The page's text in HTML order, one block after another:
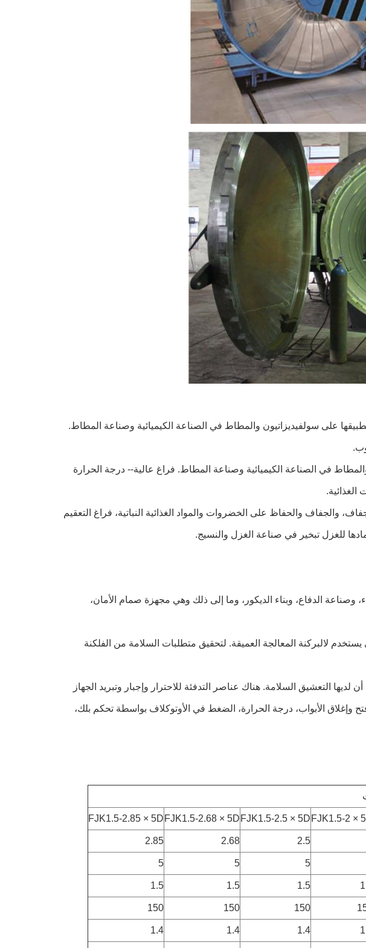
على سولفيديزاتيون والمطاط في الصناعة الكيميائية وصناعة المطاط.
والمطاط في الصناعة الكيميائية وصناعة المطاط. فراغ عالية-- درجة الحرارة
والجفاف والحفاظ على الخضروات والمواد الغذائية النباتية، فراغ التعقيم
للغزل تبخير في صناعة الغزل والنسيج.
الدفاع، وبناء الديكور، وما إلى ذلك وهي مجهزة صمام الأمان،
يستخدم لالبركنة المعالجة العميقة. لتحقيق متطلبات السلامة من الفلكنة
التعشيق السلامة. هناك عناصر التدفئة للاحترار وإجبار وتبريد الجهاز
وإغلاق الأبواب، درجة الحرارة، الضغط في الأوتوكلاف بواسطة تحكم بلك،
FJK1.5-2 ×
FJK1.5-2.5 × 5D
FJK1.5-2.68 × 5D
FJK1.5-2.85 × 5D
2.5
2.68
2.85
5
5
5
1.5
1.5
1.5
150
150
150
1.4
1.4
1.4